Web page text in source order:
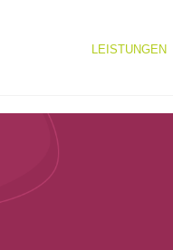
LEISTUNGEN